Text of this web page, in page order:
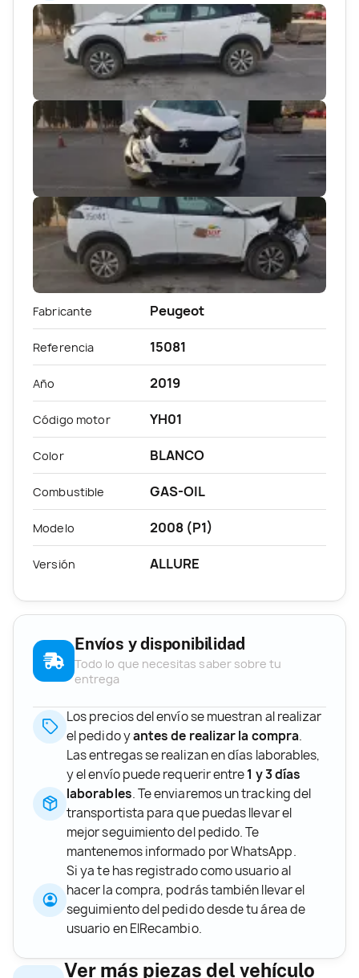
Fabricante Peugeot
Referencia 15081
Año 2019
Código motor YH01
Color BLANCO
Combustible GAS-OIL
Modelo 2008 (P1)
Versión ALLURE
Envíos y disponibilidad
Todo lo que necesitas saber sobre tu
entrega
Los precios del envío se muestran al realizar
el pedido yantes de realizar la compra.
Las entregas se realizan en días laborables,
y el envío puede requerir entre1 y 3 días
laborables. Te enviaremos un tracking del
transportista para que puedas llevar el
mejor seguimiento del pedido. Te
mantenemos informado por WhatsApp.
Si ya te has registrado como usuario al
hacer la compra, podrás también llevar el
seguimiento del pedido desde tu área de
usuario en ElRecambio.
Ver más piezas del vehículo